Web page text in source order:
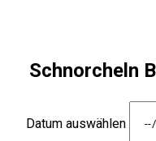
Schnorcheln
Datum auswählen